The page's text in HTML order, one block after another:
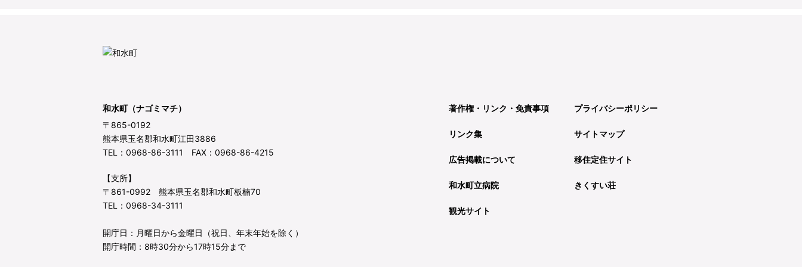
和水町（ナゴミマチ）
〒865-0192
熊本県玉名郡和水町江田3886
TEL：0968-86-3111 FAX：0968-86-4215
【支所】
〒861-0992 熊本県玉名郡和水町板楠70
TEL：0968-34-3111
開庁日：月曜日から金曜日（祝日、年末年始を除く）
開庁時間：8時30分から17時15分まで
著作権・リンク・免責事項 プライバシーポリシー
リンク集 サイトマップ
広告掲載について 移住定住サイト
和水町立病院 きくすい荘
観光サイト